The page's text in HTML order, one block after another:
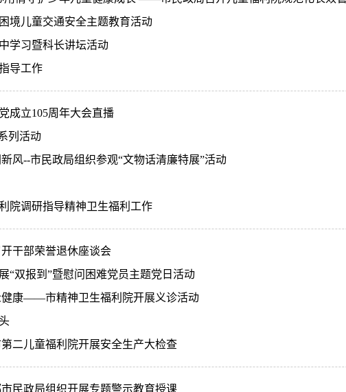
境儿童交通安全主题教育活动
学习暨科长讲坛活动
导工作
成立105周年大会直播
列活动
风--市民政局组织参观“文物话清廉特展”活动
院调研指导精神卫生福利工作
干部荣誉退休座谈会
“双报到”暨慰问困难党员主题党日活动
健康——市精神卫生福利院开展义诊活动
二儿童福利院开展安全生产大检查
民政局组织开展专题警示教育授课